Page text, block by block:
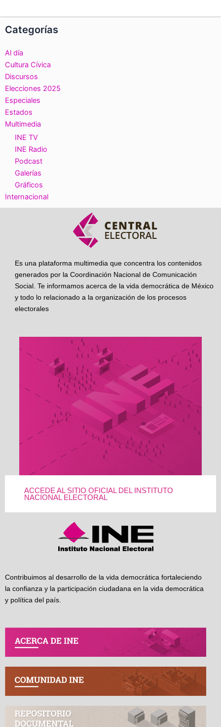
Categorías
Al día
Cultura Cívica
Discursos
Elecciones 2025
Especiales
Estados
Multimedia
INE TV
INE Radio
Podcast
Galerías
Gráficos
Internacional
Es una plataforma multimedia que concentra los contenidos
generados por la Coordinación Nacional de Comunicación
Social. Te informamos acerca de la vida democrática de México
y todo lo relacionado a la organización de los procesos
electorales
ACCEDE AL SITIO OFICIAL DEL INSTITUTO
NACIONAL ELECTORAL
Contribuimos al desarrollo de la vida democrática fortaleciendo
la confianza y la participación ciudadana en la vida democrática
y política del país.